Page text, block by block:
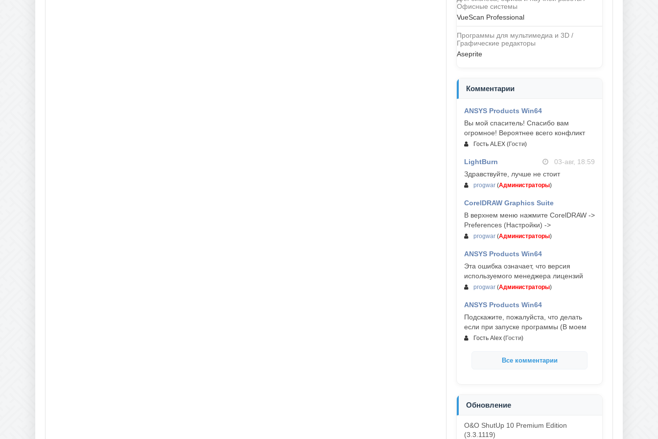
Офисные системы
VueScan Professional
Программы для мультимедиа и 3D /
Графические редакторы
Aseprite
Комментарии
ANSYS Products Win64
Вы мой спаситель! Спасибо вам
огромное! Вероятнее всего конфликт
Гость ALEX (Гости)
LightBurn
03-авг, 18:59
Здравствуйте, лучше не стоит
progwar (Администраторы)
CorelDRAW Graphics Suite
03-авг, 18:58
В верхнем меню нажмите CorelDRAW ->
Preferences (Настройки) ->
progwar (Администраторы)
ANSYS Products Win64
Эта ошибка означает, что версия
используемого менеджера лицензий
progwar (Администраторы)
ANSYS Products Win64
Подскажите, пожалуйста, что делать
если при запуске программы (В моем
Гость Alex (Гости)
Все комментарии
Обновление
O&O ShutUp 10 Premium Edition
(3.3.1119)